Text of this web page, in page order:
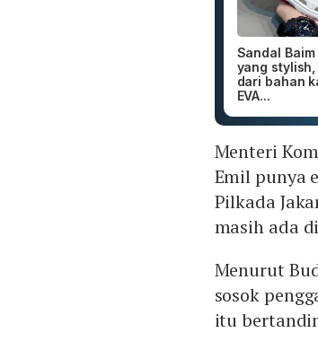
Sandal
yang
dari bahan
EVA...
Menteri
Emil punya
Pilkada
masih ada
Menurut
sosok
itu